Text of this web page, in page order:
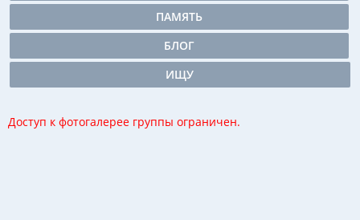
ПАМЯТЬ
БЛОГ
ИЩУ
Доступ к фотогалерее группы ограничен.